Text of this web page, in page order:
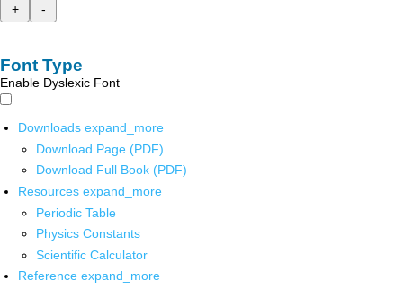
+
-
Font Type
Enable Dyslexic Font
Downloads expand_more
Download Page (PDF)
Download Full Book (PDF)
Resources expand_more
Periodic Table
Physics Constants
Scientific Calculator
Reference expand_more